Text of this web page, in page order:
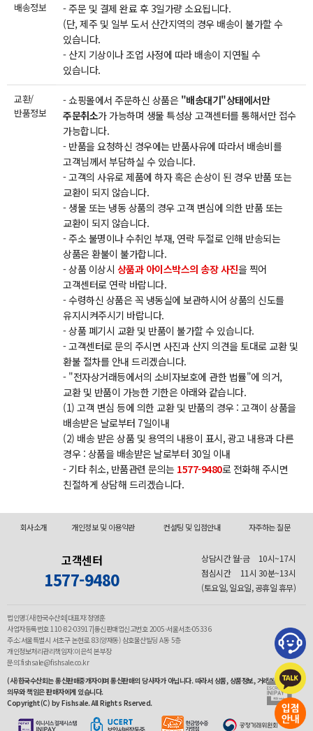
배송정보
- 주문 및 결제 완료 후 3일가량 소요됩니다.
(단, 제주 및 일부 도서 산간지역의 경우 배송이 불가할 수
있습니다.
- 산지 기상이나 조업 사정에 따라 배송이 지연될 수
있습니다.
교환/
반품정보
- 쇼핑몰에서 주문하신 상품은 "배송대기"상태에서만
주문취소가 가능하며 생물 특성상 고객센터를 통해서만 접수
가능합니다.
- 반품을 요청하신 경우에는 반품사유에 따라서 배송비를
고객님께서 부담하실 수 있습니다.
- 고객의 사유로 제품에 하자 혹은 손상이 된 경우 반품 또는
교환이 되지 않습니다.
- 생물 또는 냉동 상품의 경우 고객 변심에 의한 반품 또는
교환이 되지 않습니다.
- 주소 불명이나 수취인 부재, 연락 두절로 인해 반송되는
상품은 환불이 불가합니다.
- 상품 이상시 상품과 아이스박스의 송장 사진을 찍어
고객센터로 연락 바랍니다.
- 수령하신 상품은 꼭 냉동실에 보관하시어 상품의 신도를
유지시켜주시기 바랍니다.
- 상품 폐기시 교환 및 반품이 불가할 수 있습니다.
- 고객센터로 문의 주시면 사진과 산지 의견을 토대로 교환 및
환불 절차를 안내 드리겠습니다.
- "전자상거래등에서의 소비자보호에 관한 법률"에 의거,
교환 및 반품이 가능한 기한은 아래와 같습니다.
(1) 고객 변심 등에 의한 교환 및 반품의 경우 : 고객이 상품을
배송받은 날로부터 7일이내
(2) 배송 받은 상품 및 용역의 내용이 표시, 광고 내용과 다른
경우 : 상품을 배송받은 날로부터 30일 이내
- 기타 취소, 반품관련 문의는 1577-9480로 전화해 주시면
친절하게 상담해 드리겠습니다.
회사소개 개인정보 및 이용약관 컨설팅 및 입점안내 자주하는 질문
고객센터
1577-9480
상담시간 월-금
10시~17시
점심시간
11시 30분~13시
(토요일, 일요일, 공휴일 휴무)
법인명:(사)한국수산회|대표자:정영훈
사업자등록번호 110-82-03917|통신판매업신고번호 2005-서울서초-05336
주소:서울특별시 서초구 논현로 83(양재동) 삼호물산빌딩 A동 5층
개인정보처리관리책임자:이은석 본부장
문의:fishsale@fishsale.co.kr
(사)한국수산회는 통신판매중개자이며 통신판매의 당사자가 아닙니다. 따라서 상품, 상품정보, 거래에 관한
의무와 책임은 판매자에게 있습니다.
Copyright(C) by Fishsale. All Rights Rserved.